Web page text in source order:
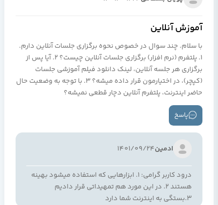
آموزش آنلاین
با سلام. چند سوال در خصوص نحوه برگزاری جلسات آنلاین دارم.
۱. پلتفرم (نرم افزار) برگزاری‌ جلسات آنلاین چیست؟ ۲. آیا پس از
برگزاری هر جلسه آنلاین، لینک دانلود فیلم آموزشی جلسات
(کپچر)، در اختیارمون قرار داده میشه؟ ۳. با توجه به وضعیت حال
حاضر اینترنت، پلتفرم آنلاین دچار قطعی نمیشه؟
پاسخ
ادمین1401/09/24
درود کاربر گرامی: 1. ابزارهایی که استفاده میشود بهینه
هستند 2. در این مورد هم تمهیداتی قرار دادیم
3.بستگی به اینترنت شما دارد